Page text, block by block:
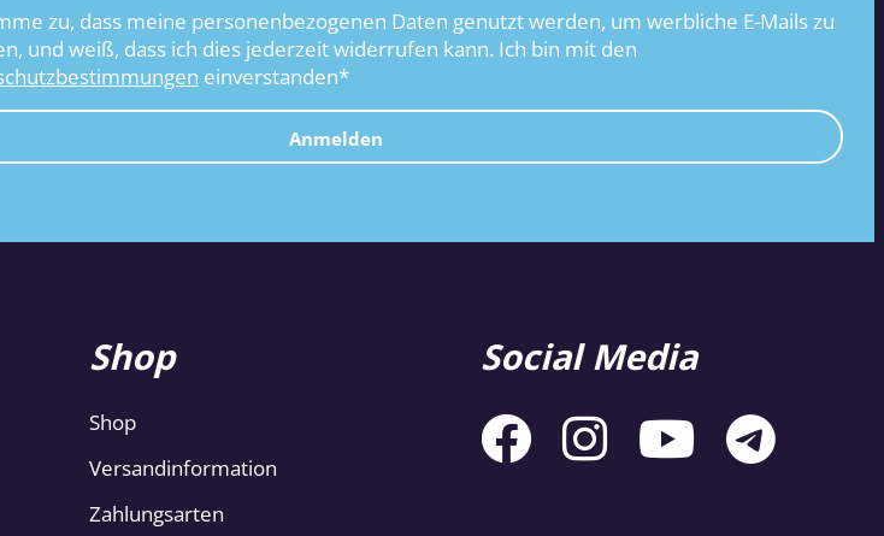
zu, dass meine personenbezogenen Daten genutzt werden, um werbliche E-Mails zu
und weiß, dass ich dies jederzeit widerrufen kann. Ich bin mit den
einverstanden*
Anmelden
Shop
Shop
Versandinformation
Zahlungsarten
Social Media